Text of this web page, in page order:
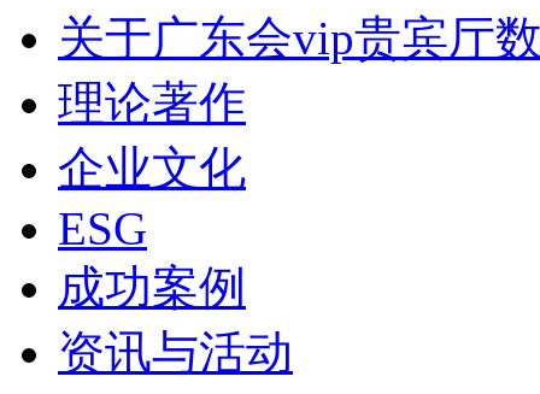
关于广东会vip贵宾厅
理论著作
企业文化
ESG
成功案例
资讯与活动